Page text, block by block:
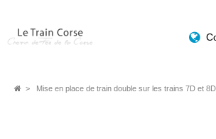
FilMise en place de train double sur les trains 7D et 8D